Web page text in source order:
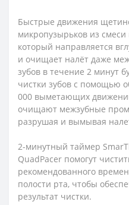
Быстрые движения
микропузырьков из
который направляется
и очищает налёт даже
зубов в течение 2 минут
чистки зубов с помощью
000 выметающих
очищают межзубные
разрушая и вымывая
2-минутный таймер
QuadPacer помогут
рекомендованного
полости рта, чтобы
результат чистки.